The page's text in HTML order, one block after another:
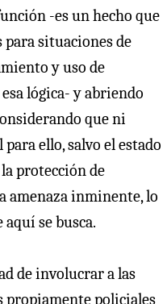
-es un hecho que
situaciones de
y uso de
lógica- y abriendo
que ni
ello, salvo el estado
protección de
inminente, lo
se busca.
de involucrar a las
propiamente policiales